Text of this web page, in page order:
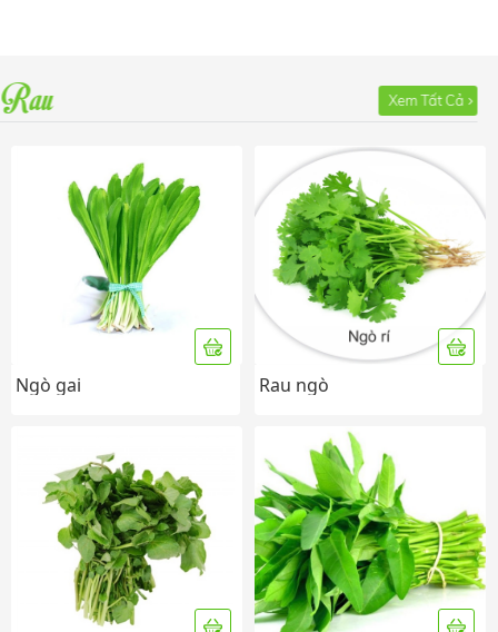
Rau Xem Tất Cả
Ngò gai Rau ngò